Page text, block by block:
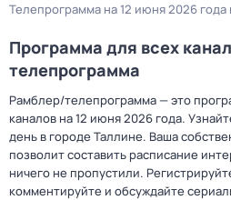
Телепрограмма на 12 июня 2026
Программа для всех
телепрограмма
Рамблер/телепрограмма — это
каналов на 12 июня 2026 года.
день в городе Таллине. Ваша
позволит составить расписание
ничего не пропустили.
комментируйте и обсуждайте